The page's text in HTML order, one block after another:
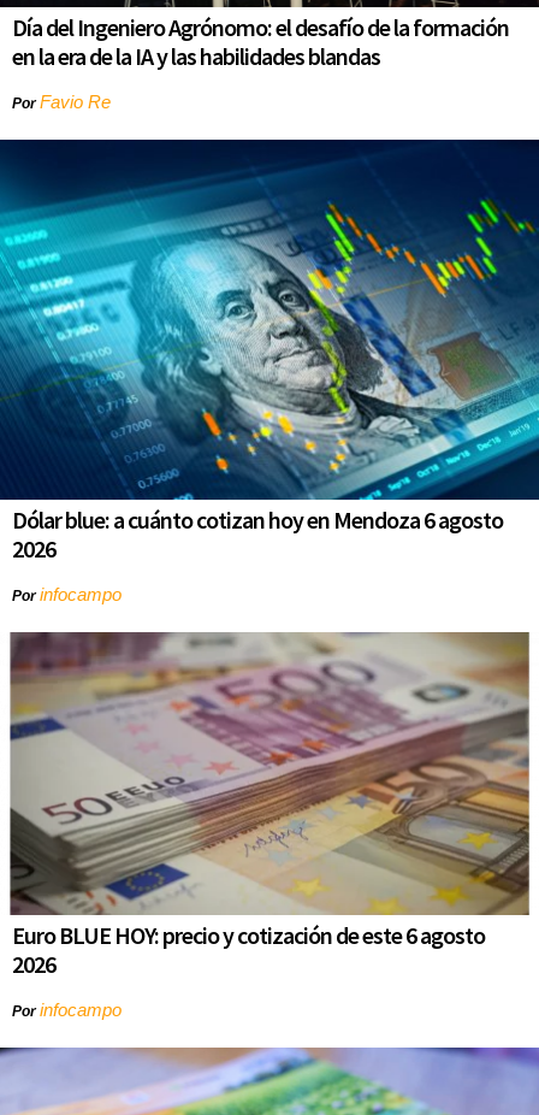
Día del Ingeniero Agrónomo: el desafío de la formación
en la era de la IA y las habilidades blandas
PorFavio Re
Dólar blue: a cuánto cotizan hoy en Mendoza 6 agosto
2026
Porinfocampo
Euro BLUE HOY: precio y cotización de este 6 agosto
2026
Porinfocampo